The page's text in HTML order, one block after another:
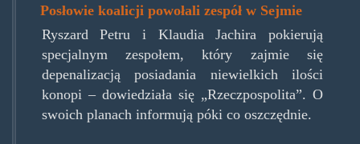
Posłowie koalicji powołali zespół w Sejmie
Ryszard Petru i Klaudia Jachira pokierują
specjalnym zespołem, który zajmie się
depenalizacją posiadania niewielkich ilości
konopi – dowiedziała się „Rzeczpospolita”. O
swoich planach informują póki co oszczędnie.